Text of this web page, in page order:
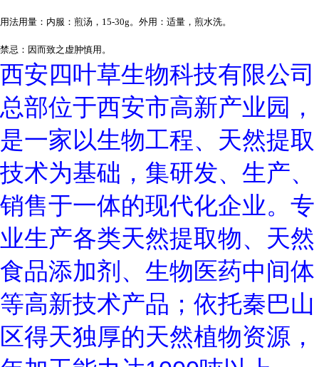
用法用量：内服：煎汤，15-30g。外用：适量，煎水洗。
禁忌：因而致之虚肿慎用。
西安四叶草生物科技有限公司
总部位于西安市高新产业园，
是一家以生物工程、天然提取
技术为基础，集研发、生产、
销售于一体的现代化企业。专
业生产各类天然提取物、天然
食品添加剂、生物医药中间体
等高新技术产品；依托秦巴山
区得天独厚的天然植物资源，